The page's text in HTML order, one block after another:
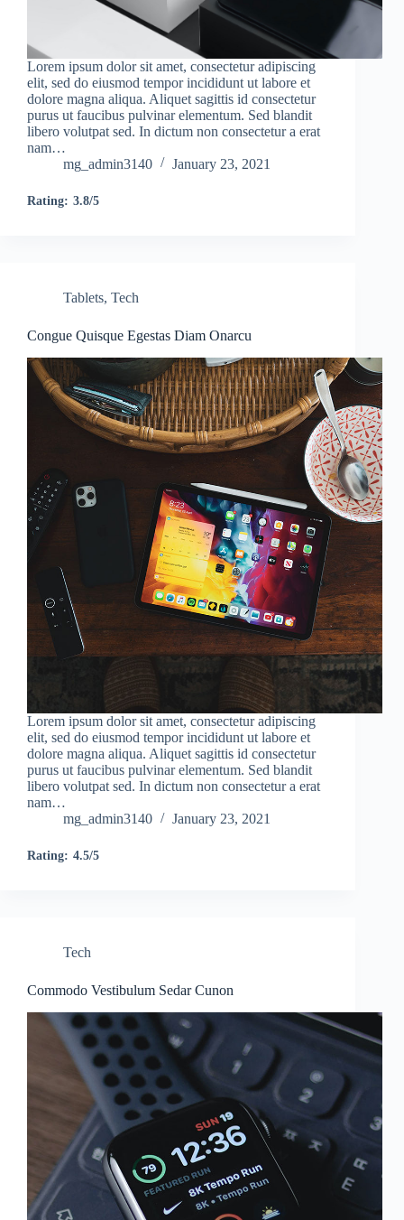
Lorem ipsum dolor sit amet, consectetur adipiscing
elit, sed do eiusmod tempor incididunt ut labore et
dolore magna aliqua. Aliquet sagittis id consectetur
purus ut faucibus pulvinar elementum. Sed blandit
libero volutpat sed. In dictum non consectetur a erat
nam…
mg_admin3140
January 23, 2021
Rating: 3.8/5
Tablets, Tech
Congue Quisque Egestas Diam Onarcu
Lorem ipsum dolor sit amet, consectetur adipiscing
elit, sed do eiusmod tempor incididunt ut labore et
dolore magna aliqua. Aliquet sagittis id consectetur
purus ut faucibus pulvinar elementum. Sed blandit
libero volutpat sed. In dictum non consectetur a erat
nam…
mg_admin3140
January 23, 2021
Rating: 4.5/5
Tech
Commodo Vestibulum Sedar Cunon